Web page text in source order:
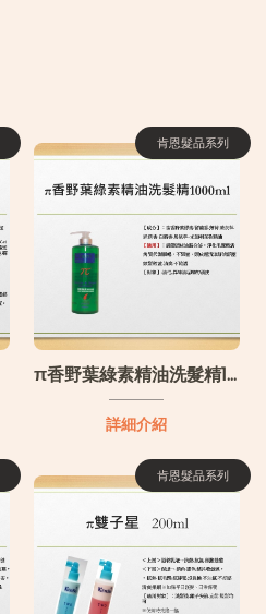
肯恩髮品系列
π香野葉綠素精油洗髮精1000ml
詳細介紹
肯恩髮品系列